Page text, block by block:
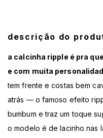
descrição do
a calcinha ripple é pra
e com muita
tem frente e costas bem
atrás — o famoso efeito
bumbum e traz um toque
o modelo é de lacinho nas